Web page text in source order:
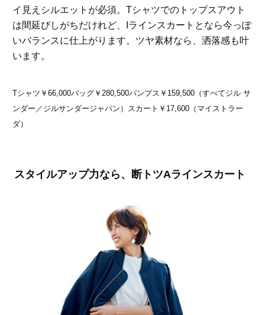
イ見えシルエットが必須。Tシャツでのトップスアウト
は間延びしがちだけれど、Iラインスカートとなら今っぽ
いバランスに仕上がります。ツヤ素材なら、洒落感も叶
います。
Tシャツ￥66,000バッグ￥280,500パンプス￥159,500（すべてジル サ
ンダー／ジルサンダージャパン）スカート￥17,600（マイストラー
ダ）
スタイルアップ力なら、断トツAラインスカート